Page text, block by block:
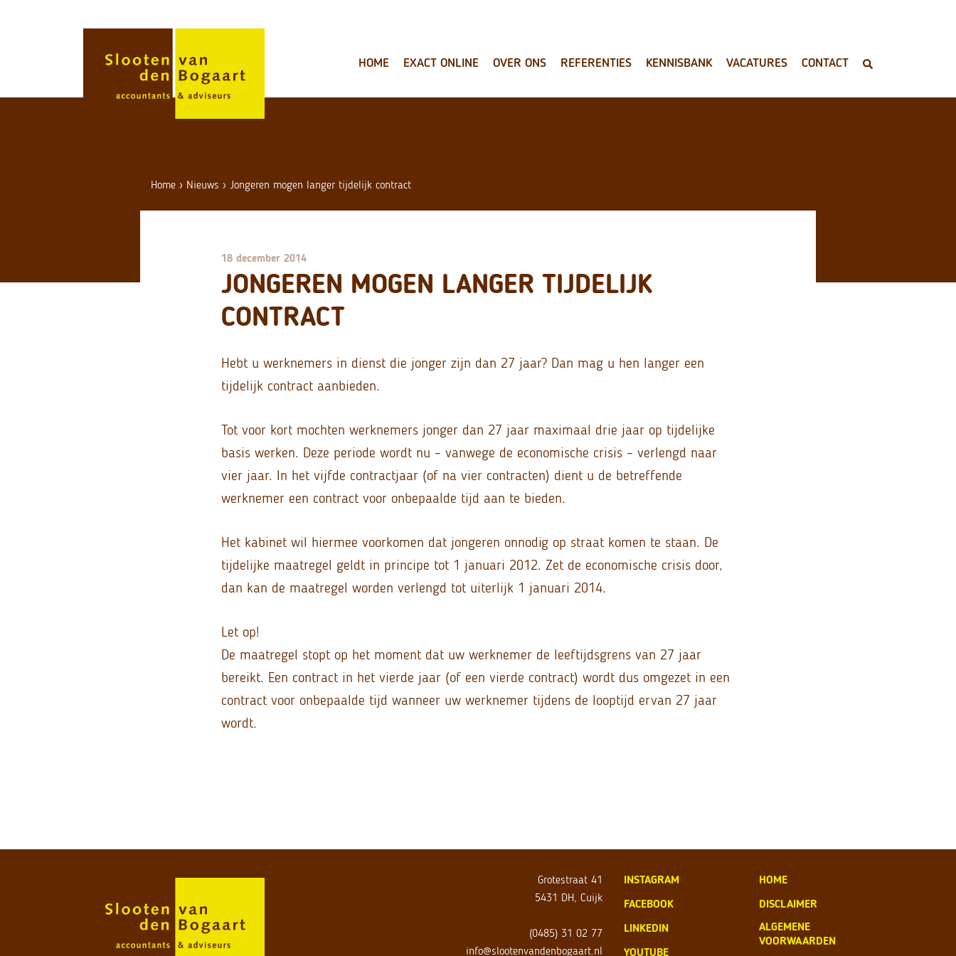
HOME EXACT ONLINE OVER ONS REFERENTIES KENNISBANK VACATURES CONTACT
Home › Nieuws › Jongeren mogen langer tijdelijk contract
18 december 2014
JONGEREN MOGEN LANGER TIJDELIJK
CONTRACT
Hebt u werknemers in dienst die jonger zijn dan 27 jaar? Dan mag u hen langer een
tijdelijk contract aanbieden.
Tot voor kort mochten werknemers jonger dan 27 jaar maximaal drie jaar op tijdelijke
basis werken. Deze periode wordt nu – vanwege de economische crisis – verlengd naar
vier jaar. In het vijfde contractjaar (of na vier contracten) dient u de betreffende
werknemer een contract voor onbepaalde tijd aan te bieden.
Het kabinet wil hiermee voorkomen dat jongeren onnodig op straat komen te staan. De
tijdelijke maatregel geldt in principe tot 1 januari 2012. Zet de economische crisis door,
dan kan de maatregel worden verlengd tot uiterlijk 1 januari 2014.
Let op!
De maatregel stopt op het moment dat uw werknemer de leeftijdsgrens van 27 jaar
bereikt. Een contract in het vierde jaar (of een vierde contract) wordt dus omgezet in een
contract voor onbepaalde tijd wanneer uw werknemer tijdens de looptijd ervan 27 jaar
wordt.
Grotestraat 41
5431 DH, Cuijk
(0485) 31 02 77
info@slootenvandenbogaart.nl
INSTAGRAM
FACEBOOK
LINKEDIN
YOUTUBE
HOME
DISCLAIMER
ALGEMENE
VOORWAARDEN